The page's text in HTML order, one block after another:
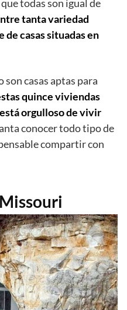
todas son igual de
tanta variedad
de casas situadas en
casas aptas para
quince viviendas
orgulloso de vivir
conocer todo tipo de
compartir con